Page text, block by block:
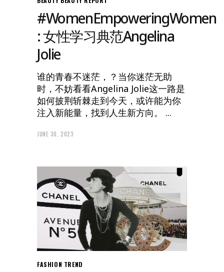
#WomenEmpoweringWomen
: 女性学习典范Angelina
Jolie
谁的青春不迷茫，？当你迷茫无助
时，不妨看看Angelina Jolie这一路是
如何披荆斩棘走到今天，或许能为你
注入新能量，找到人生新方向。
JUNE 30, 2023
FASHION TREND